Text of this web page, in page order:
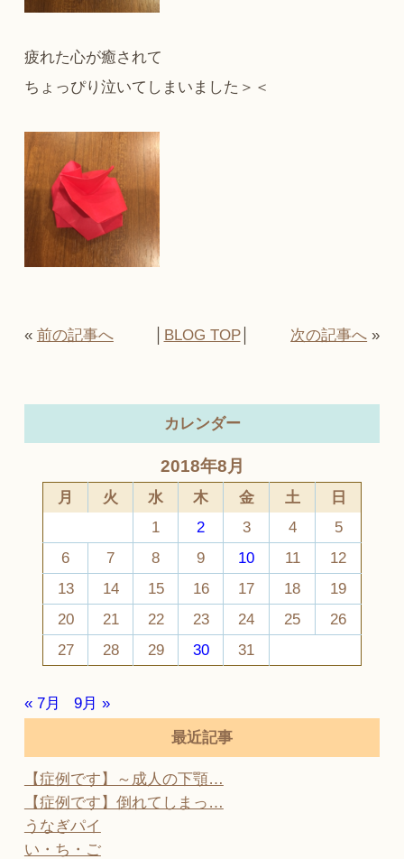
疲れた心が癒されて
ちょっぴり泣いてしまいました＞＜
« 前の記事へ BLOG TOP│ 次の記事へ »
カレンダー
2018年8月
月 火 水 木 金 土
日
1
2 3 4
5
6
7 8 9 10 11
12
13
14 15 16 17 18
19
20
21 22 23 24 25
26
27
28 29 30 31
« 7月
9月 »
最近記事
【症例です】～成人の下顎…
【症例です】倒れてしまっ…
うなぎパイ
い・ち・ご